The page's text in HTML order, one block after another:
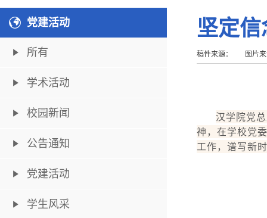
党建活动
所有
学术活动
校园新闻
公告通知
党建活动
学生风采
坚定
稿件来源： 图片来
汉学院党
神，在学校党
工作，谱写新